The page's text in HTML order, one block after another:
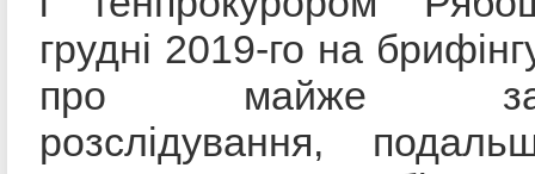
грудні 2019-го на
про майже
розслідування,